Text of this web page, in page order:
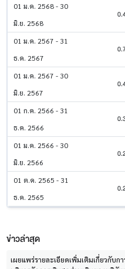
01 ม.ค. 2568 - 30
มิ.ย. 2568
01 ม.ค. 2567 - 31
ธ.ค. 2567
01 ม.ค. 2567 - 30
มิ.ย. 2567
01 ก.ค. 2566 - 31
ธ.ค. 2566
01 ม.ค. 2566 - 30
มิ.ย. 2566
01 ต.ค. 2565 - 31
ธ.ค. 2565
ข่าวล่าสุด
เผยแพร่รายละเอียดเพิ่มเติมเกี่ยวกับก